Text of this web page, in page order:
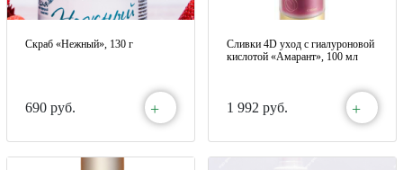
Скраб «Нежный», 130 г
690 руб. +
Сливки 4D уход с гиалуроновой
кислотой «Амарант», 100 мл
1 992 руб. +